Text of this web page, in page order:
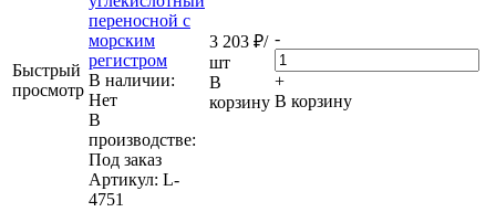
Быстрый
просмотр
переносной с
морским
регистром
В наличии:
Нет
В
производстве:
Под заказ
Артикул: L-
4751
3 203 ₽/
шт
В
корзину
-
+
В корзину